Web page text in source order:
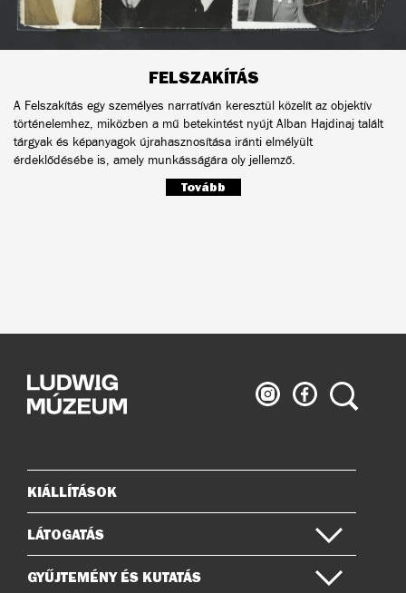
FELSZAKÍTÁS
A Felszakítás egy személyes narratíván keresztül közelít az objektív
történelemhez, miközben a mű betekintést nyújt Alban Hajdinaj talált
tárgyak és képanyagok újrahasznosítása iránti elmélyült
érdeklődésébe is, amely munkásságára oly jellemző.
Tovább
Ludwig
Múzeum
Ludwig
Múzeum
Keresés
Oldaltérkép
KIÁLLÍTÁSOK
LÁTOGATÁS
GYŰJTEMÉNY ÉS KUTATÁS